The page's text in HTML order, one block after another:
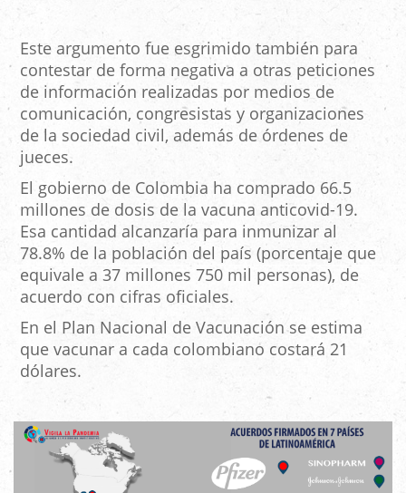
Este argumento fue esgrimido también para
contestar de forma negativa a otras peticiones
de información realizadas por medios de
comunicación, congresistas y organizaciones
de la sociedad civil, además de órdenes de
jueces.
El gobierno de Colombia ha comprado 66.5
millones de dosis de la vacuna anticovid-19.
Esa cantidad alcanzaría para inmunizar al
78.8% de la población del país (porcentaje que
equivale a 37 millones 750 mil personas), de
acuerdo con cifras oficiales.
En el Plan Nacional de Vacunación se estima
que vacunar a cada colombiano costará 21
dólares.